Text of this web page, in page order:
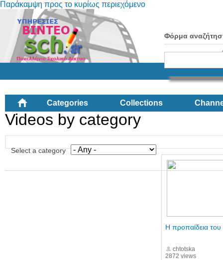
Παράκαμψη προς το κυρίως περιεχόμενο
Φόρμα
Categories Collections
Videos by category
Select a category
2872 views
Η προπαίδεια του
chtotska